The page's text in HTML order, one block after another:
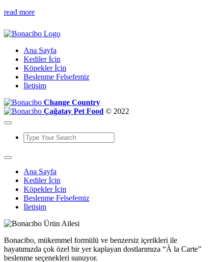
read more
Ana Sayfa
Kediler İçin
Köpekler İçin
Beslenme Felsefemiz
İletişim
Change Country
Çağatay Pet Food © 2022
Ana Sayfa
Kediler İçin
Köpekler İçin
Beslenme Felsefemiz
İletişim
Bonacibo, mükemmel formülü ve benzersiz içerikleri ile
hayatımızda çok özel bir yer kaplayan dostlarımıza “À la Carte”
beslenme seçenekleri sunuyor.